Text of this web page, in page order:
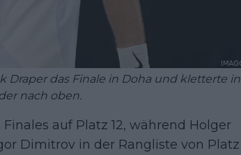
Draper das Finale in Doha und kletterte in
nach oben.
auf Platz 12, während Holger
Dimitrov in der Rangliste von Platz